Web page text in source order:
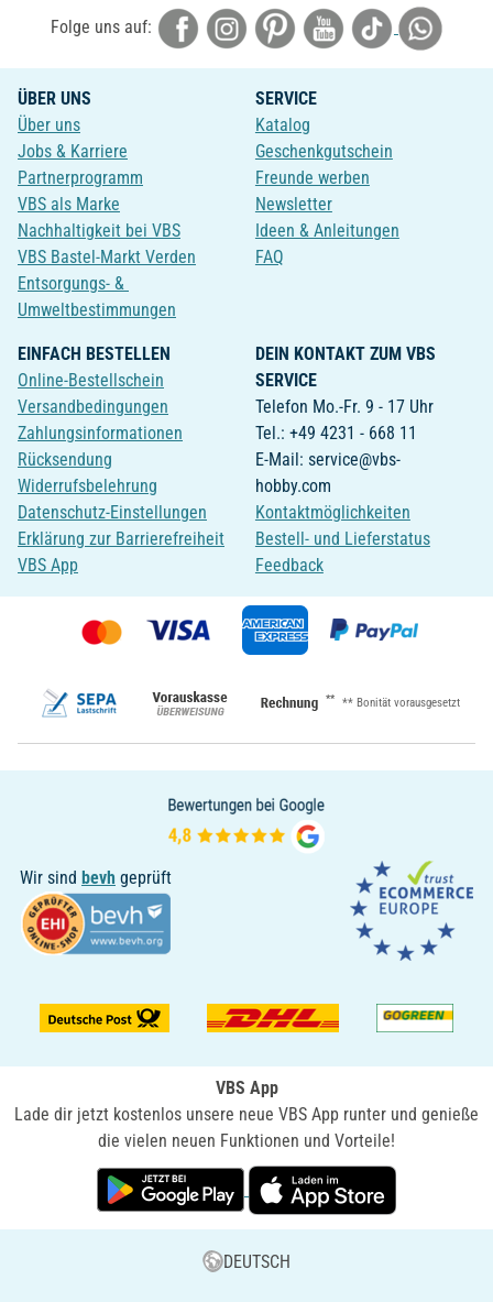
Folge uns auf:
ÜBER UNS
Über uns
Jobs & Karriere
Partnerprogramm
VBS als Marke
Nachhaltigkeit bei VBS
VBS Bastel-Markt Verden
Entsorgungs- &
Umweltbestimmungen
SERVICE
Katalog
Geschenkgutschein
Freunde werben
Newsletter
Ideen & Anleitungen
FAQ
EINFACH BESTELLEN
Online-Bestellschein
Versandbedingungen
Zahlungsinformationen
Rücksendung
Widerrufsbelehrung
Datenschutz-Einstellungen
Erklärung zur Barrierefreiheit
VBS App
DEIN KONTAKT ZUM VBS
SERVICE
Telefon Mo.-Fr. 9 - 17 Uhr
Tel.: +49 4231 - 668 11
E-Mail: service@vbs-
hobby.com
Kontaktmöglichkeiten
Bestell- und Lieferstatus
Feedback
** ** Bonität vorausgesetzt
Wir sind bevh geprüft
VBS App
Lade dir jetzt kostenlos unsere neue VBS App runter und genieße
die vielen neuen Funktionen und Vorteile!
DEUTSCH